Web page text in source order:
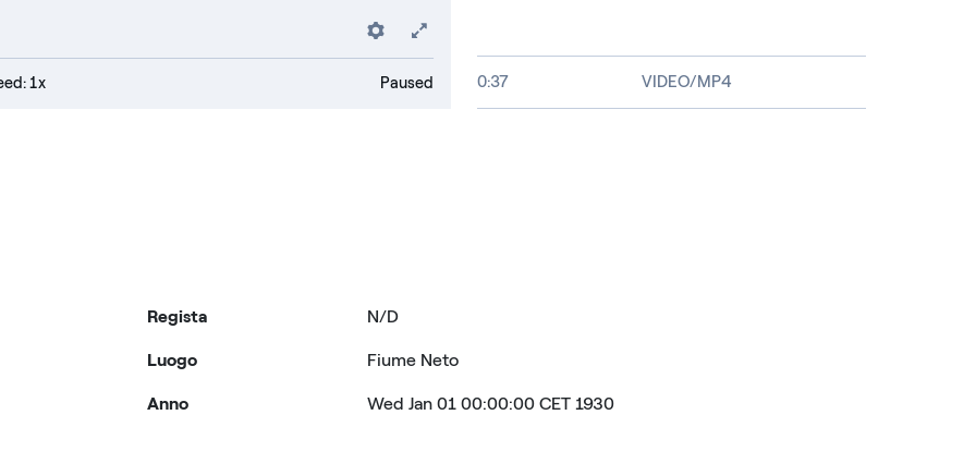
Preferences
1x Paused 0:37 VIDEO/MP4
Regista
Luogo
Anno
N/D
Fiume Neto
Wed Jan 01 00:00:00 CET 1930